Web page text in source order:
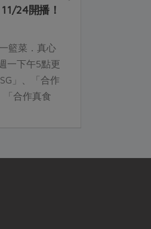
24開播！
籃菜．真心
一下午5點更
」、「合作
「合作真食